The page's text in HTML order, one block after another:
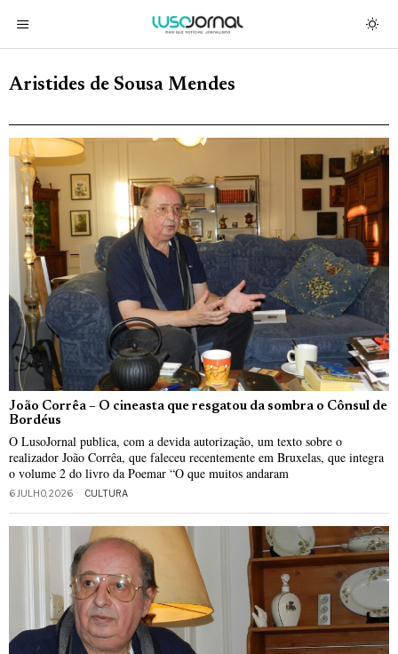
Aristides de Sousa Mendes
João Corrêa – O cineasta que resgatou da sombra o Cônsul de
Bordéus
O LusoJornal publica, com a devida autorização, um texto sobre o
realizador João Corrêa, que faleceu recentemente em Bruxelas, que integra
o volume 2 do livro da Poemar “O que muitos andaram
6 JULHO, 2026 CULTURA